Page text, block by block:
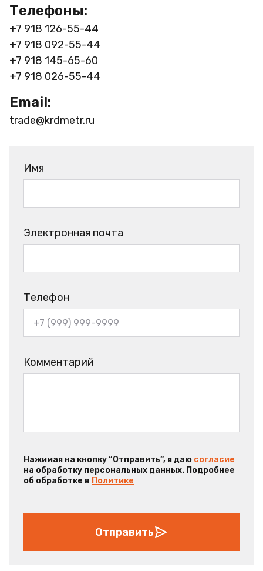
Телефоны:
+7 918 126-55-44
+7 918 092-55-44
+7 918 145-65-60
+7 918 026-55-44
Email:
trade@krdmetr.ru
Имя
Электронная почта
Телефон
Комментарий
Нажимая на кнопку “Отправить”, я даю согласие
на обработку персональных данных. Подробнее
об обработке в Политике
Отправить